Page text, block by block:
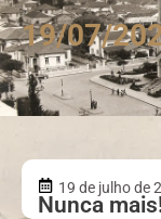
19/07/
19 de julho de
Nunca